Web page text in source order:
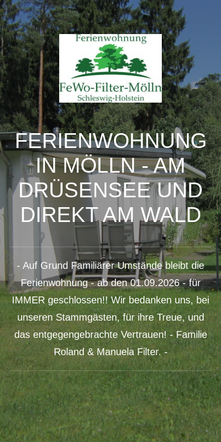
FERIENWOHNUNG
IN MÖLLN - AM
DRÜSENSEE UND
DIREKT AM WALD
- Auf Grund Familiärer Umstände bleibt die
Ferienwohnung - ab den 01.09.2026 - für
IMMER geschlossen!! Wir bedanken uns, bei
unseren Stammgästen, für ihre Treue, und
das entgegengebrachte Vertrauen! - Familie
Roland & Manuela Filter. -